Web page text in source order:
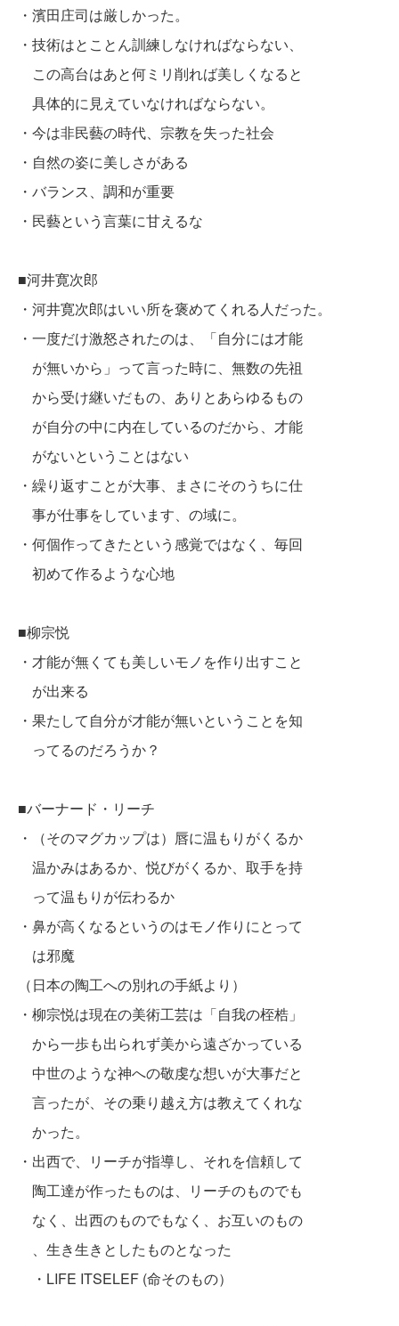
・濱田庄司は厳しかった。
・技術はとことん訓練しなければならない、
この高台はあと何ミリ削れば美しくなると
具体的に見えていなければならない。
・今は非民藝の時代、宗教を失った社会
・自然の姿に美しさがある
・バランス、調和が重要
・民藝という言葉に甘えるな
■河井寛次郎
・河井寛次郎はいい所を褒めてくれる人だった。
・一度だけ激怒されたのは、「自分には才能
が無いから」って言った時に、 無数の先祖
から受け継いだもの、ありとあらゆるもの
が自分の中に内在しているのだから、 才能
がないということはない
・繰り返すことが大事、まさにそのうちに仕
事が仕事をしています、の域に。
・何個作ってきたという感覚ではなく、毎回
初めて作るような心地
■柳宗悦
・才能が無くても美しいモノを作り出すこと
が出来る
・果たして自分が才能が無いということを知
ってるのだろうか？
■バーナード・リーチ
・（そのマグカップは）唇に温もりがくるか
温かみはあるか、悦びがくるか、 取手を持
って温もりが伝わるか
・鼻が高くなるというのはモノ作りにとって
は邪魔
（日本の陶工への別れの手紙より）
・柳宗悦は現在の美術工芸は「自我の桎梏」
から一歩も出られず美から遠ざかっている
中世のような神への敬虔な想いが大事だと
言ったが、その乗り越え方は教えてくれな
かった。
・出西で、リーチが指導し、それを信頼して
陶工達が作ったものは、
リーチのものでも
なく、出西のものでもなく、お互いのもの
、生き生きとしたものとなった
・LIFE ITSELEF (命そのもの）